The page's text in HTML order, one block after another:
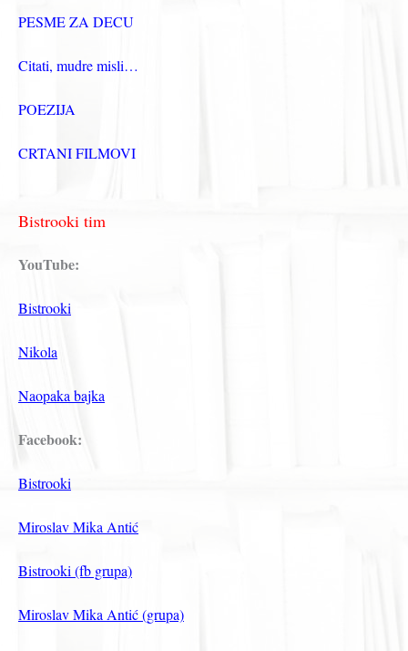
PESME ZA DECU
Citati, mudre misli…
POEZIJA
CRTANI FILMOVI
Bistrooki tim
YouTube:
Bistrooki
Nikola
Naopaka bajka
Facebook:
Bistrooki
Miroslav Mika Antić
Bistrooki (fb grupa)
Miroslav Mika Antić (grupa)